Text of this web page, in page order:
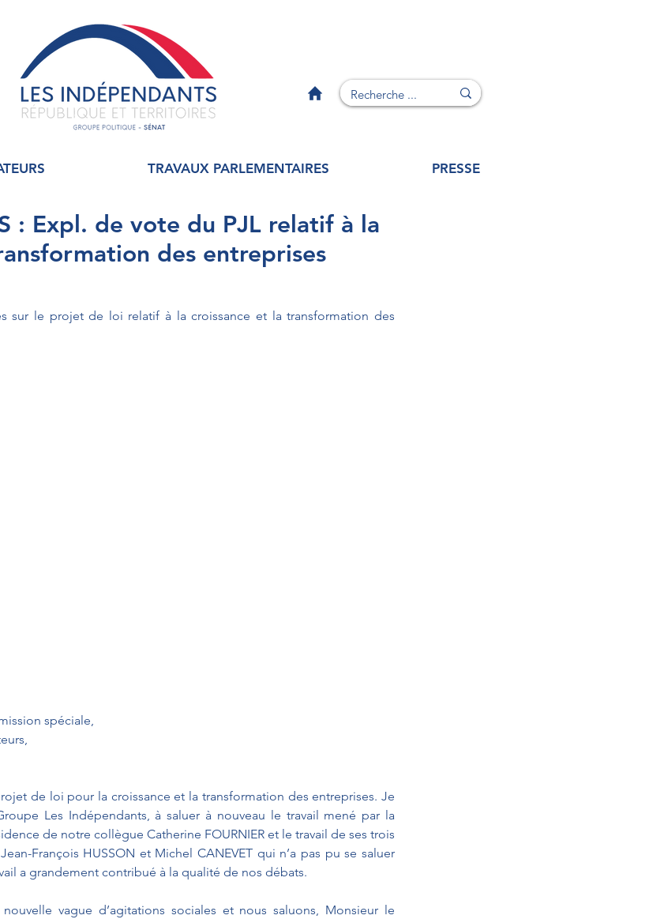
TRAVAUX PARLEMENTAIRES PRESSE
: Expl. de vote du PJL relatif à la
des entreprises
sur le projet de loi relatif à la croissance et la transformation des
spéciale,
de loi pour la croissance et la transformation des entreprises. Je
Les Indépendants, à saluer à nouveau le travail mené par la
de notre collègue Catherine FOURNIER et le travail de ses trois
François HUSSON et Michel CANEVET qui n’a pas pu se saluer
a grandement contribué à la qualité de nos débats.
vague d’agitations sociales et nous saluons, Monsieur le